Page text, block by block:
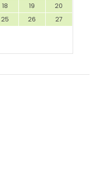
18 19
20
25 26
27